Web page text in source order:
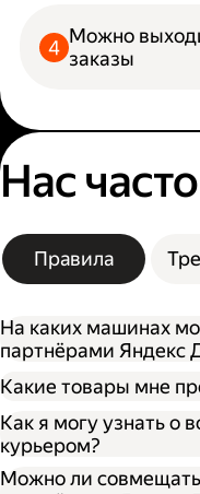
Можно
заказы
Нас
Правила
На каких машинах
партнёрами Яндекс
Какие товары мне
Как я могу узнать о
курьером?
Можно ли совмещать